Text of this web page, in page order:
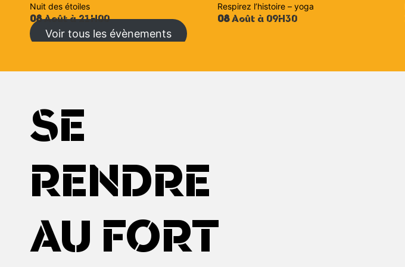
Nuit des étoiles
08Août à 21H00
Respirez l’histoire – yoga
08Août à 09H30
Voir tous les évènements
SE
RENDRE
AU FORT